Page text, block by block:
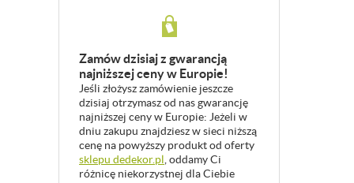
Zamów dzisiaj z gwarancją
najniższej ceny w Europie!
Jeśli złożysz zamówienie jeszcze
dzisiaj otrzymasz od nas gwarancję
najniższej ceny w Europie: Jeżeli w
dniu zakupu znajdziesz w sieci niższą
cenę na powyższy produkt od oferty
sklepu dedekor.pl, oddamy Ci
różnicę niekorzystnej dla Ciebie